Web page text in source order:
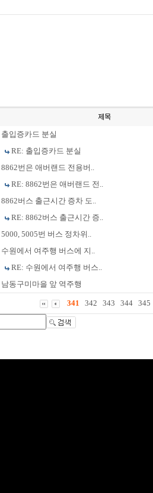
제목
출입증카드 분실
RE: 출입증카드 분실
8862번은 애버랜드 전용버..
RE: 8862번은 애버랜드 전..
8862버스 출근시간 증차 도..
RE: 8862버스 출근시간 증..
5000, 5005번 버스 정차위..
수원에서 여주행 버스에 지..
RE: 수원에서 여주행 버스..
남동구미마을 앞 역주행
341 342 343 344 345